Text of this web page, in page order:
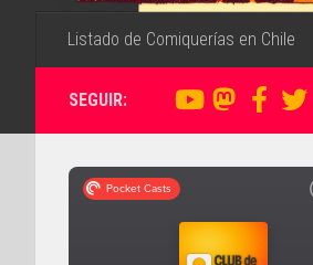
Listado de Comiquerías en Chile
SEGUIR: